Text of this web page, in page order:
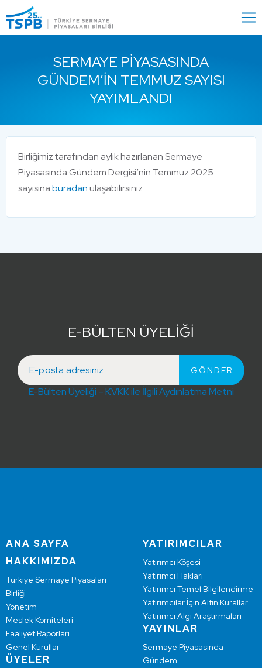
Close
SERMAYE PIYASASINDA
GÜNDEM’IN TEMMUZ SAYISI
YAYIMLANDI
Birliğimiz tarafından aylık hazırlanan Sermaye
Piyasasında Gündem Dergisi’nin Temmuz 2025
sayısınaburadanulaşabilirsiniz.
E-BÜLTEN ÜYELİĞİ
E-Bülten Üyeliği – KVKK ile İlgili Aydınlatma Metni
ANA SAYFA
HAKKIMIZDA
Türkiye Sermaye Piyasaları
Birliği
Yönetim
Meslek Komiteleri
Faaliyet Raporları
Genel Kurullar
ÜYELER
YATIRIMCILAR
Yatırımcı Köşesi
Yatırımcı Hakları
Yatırımcı Temel Bilgilendirme
Yatırımcılar İçin Altın Kurallar
Yatırımcı Algı Araştırmaları
YAYINLAR
Sermaye Piyasasında
Gündem